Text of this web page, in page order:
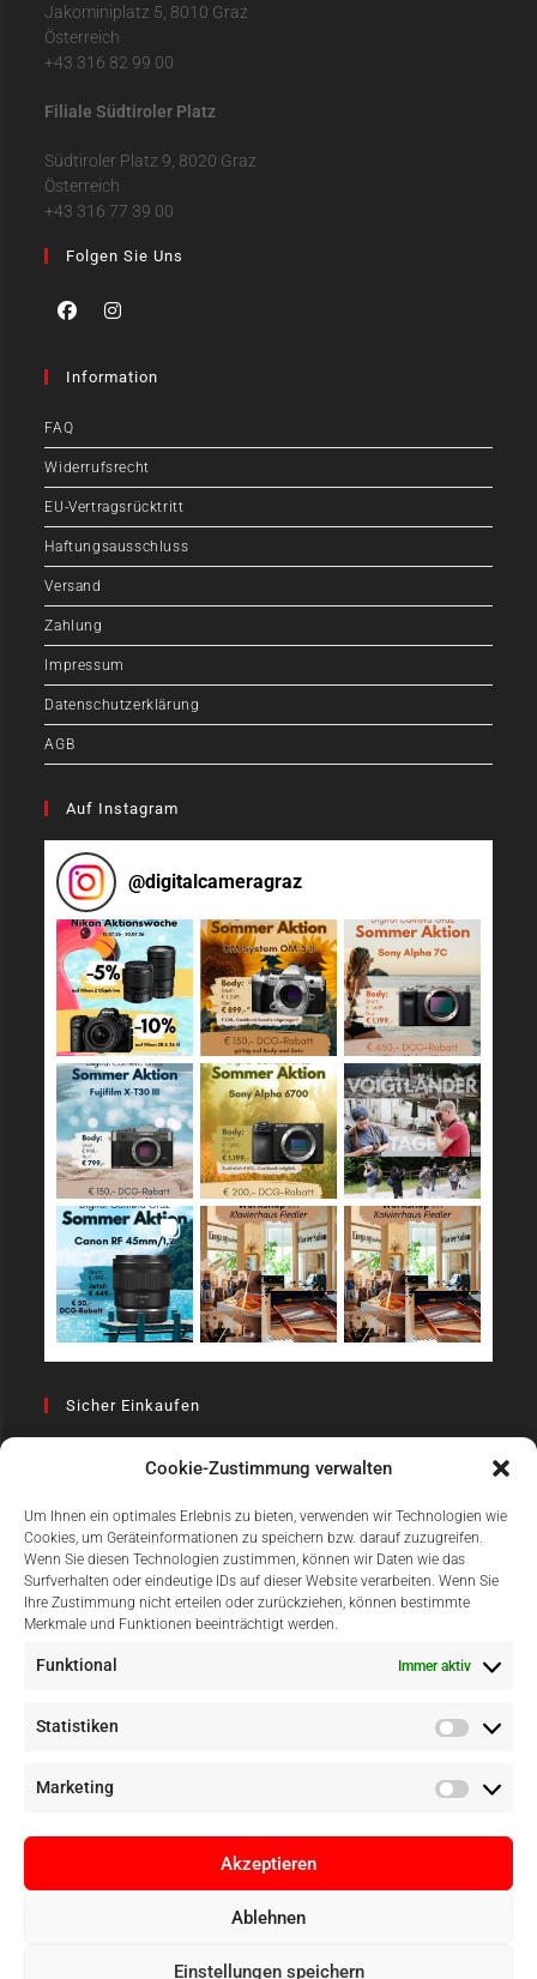
Cookie-Zustimmung verwalten
Um Ihnen ein optimales Erlebnis zu bieten, verwenden wir Technologien wie
Cookies, um Geräteinformationen zu speichern bzw. darauf zuzugreifen.
Wenn Sie diesen Technologien zustimmen, können wir Daten wie das
Surfverhalten oder eindeutige IDs auf dieser Website verarbeiten. Wenn Sie
Ihre Zustimmung nicht erteilen oder zurückziehen, können bestimmte
Merkmale und Funktionen beeinträchtigt werden.
Funktional Immer aktiv
Statistiken
Marketing
Akzeptieren
Ablehnen
Einstellungen speichern
Jakominiplatz 5, 8010 Graz
Österreich
+43 316 82 99 00
Filiale Südtiroler Platz
Südtiroler Platz 9, 8020 Graz
Österreich
+43 316 77 39 00
Folgen Sie Uns
Information
FAQ
Widerrufsrecht
EU-Vertragsrücktritt
Haftungsausschluss
Versand
Zahlung
Impressum
Datenschutzerklärung
AGB
Auf Instagram
@digitalcameragraz
Sicher Einkaufen
Einfach Online Bezahlen
Copyright © Digital Camera Graz 2022. Alle Rechte vorbehalten. E-
Commerce bypathways digital, Mallorca